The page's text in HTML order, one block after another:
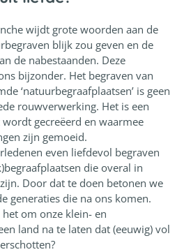
wijdt grote woorden aan de
blijk zou geven en de
de nabestaanden. Deze
bijzonder. Het begraven van
‘natuurbegraafplaatsen’ is geen
rouwverwerking. Het is een
gecreëerd en waarmee
zijn gemoeid.
even liefdevol begraven
die overal in
Door dat te doen betonen we
generaties die na ons komen.
om onze klein- en
land na te laten dat (eeuwig) vol